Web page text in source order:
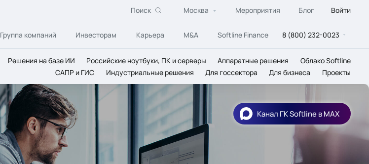
Поиск Москва Мероприятия Блог Войти
Группа компаний Инвесторам Карьера M&A Softline Finance 8 (800) 232-0023
Решения на базе ИИ Российские ноутбуки, ПК и серверы Аппаратные решения
Облако Softline
САПР и ГИС
Индустриальные решения Для госсектора Для бизнеса Проекты
Канал ГК Softline в МАХ